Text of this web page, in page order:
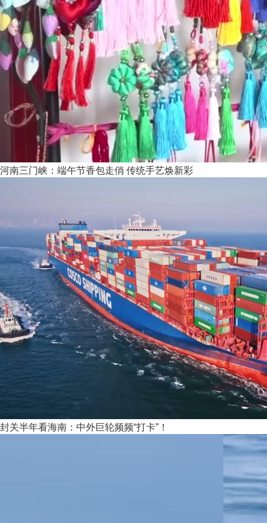
河南三门峡：端午节香包走俏 传统手艺焕新彩
封关半年看海南：中外巨轮频频“打卡”！